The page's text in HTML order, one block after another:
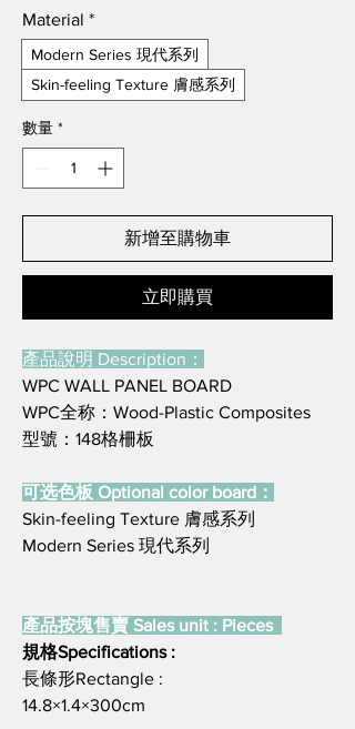
Material *
Modern Series 現代系列
Skin-feeling Texture 膚感系列
數量 *
新增至購物車
立即購買
產品說明 Description：
WPC WALL PANEL BOARD
WPC全称：Wood-Plastic Composites
型號：148格柵板
可选色板 Optional color board：
Skin-feeling Texture 膚感系列
Modern Series 現代系列
產品按塊售賣 Sales unit : Pieces
規格Specifications :
長條形Rectangle :
14.8×1.4×300cm